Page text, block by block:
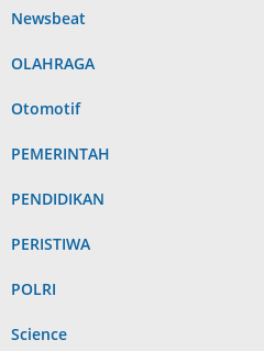
Newsbeat
OLAHRAGA
Otomotif
PEMERINTAH
PENDIDIKAN
PERISTIWA
POLRI
Science